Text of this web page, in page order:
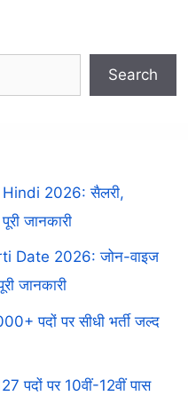
Search
2026: सैलरी,
जानकारी
Date 2026: जोन-वाइज
जानकारी
पदों पर सीधी भर्ती जल्द
पदों पर 10वीं-12वीं पास